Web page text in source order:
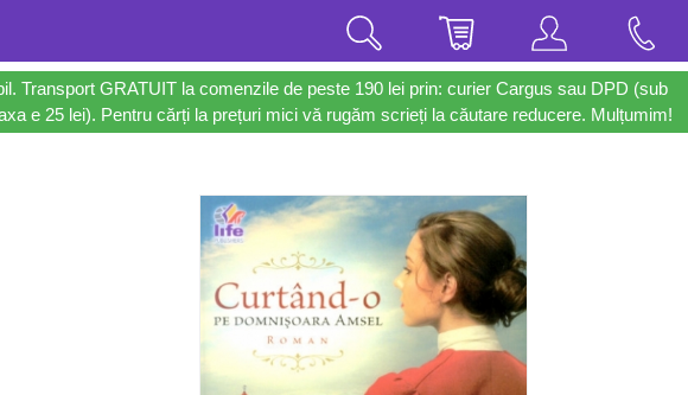
Transport GRATUIT la comenzile de peste 190 lei prin: curier Cargus sau DPD (sub
e 25 lei). Pentru cărți la prețuri mici vă rugăm scrieți la căutare reducere. Mulțumim!